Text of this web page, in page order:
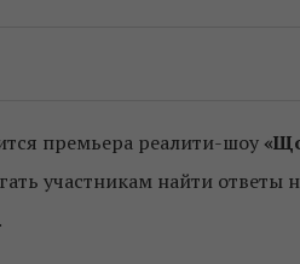
премьера реалити-шоу
участникам найти ответы